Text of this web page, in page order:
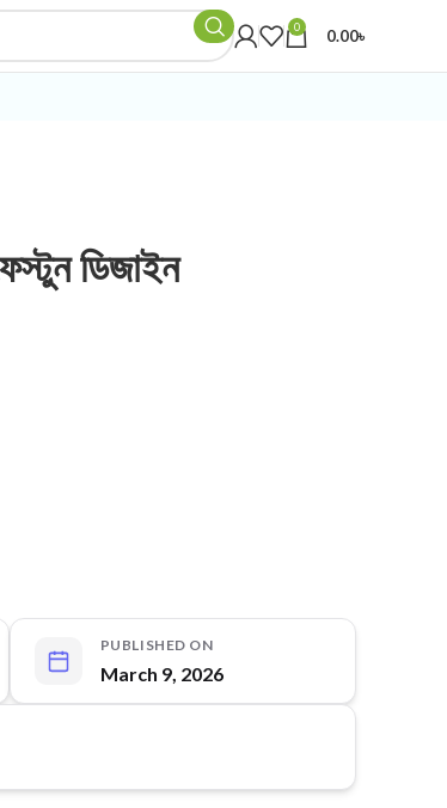
0 0.00৳
ডিজাইন
PUBLISHED ON
March 9, 2026